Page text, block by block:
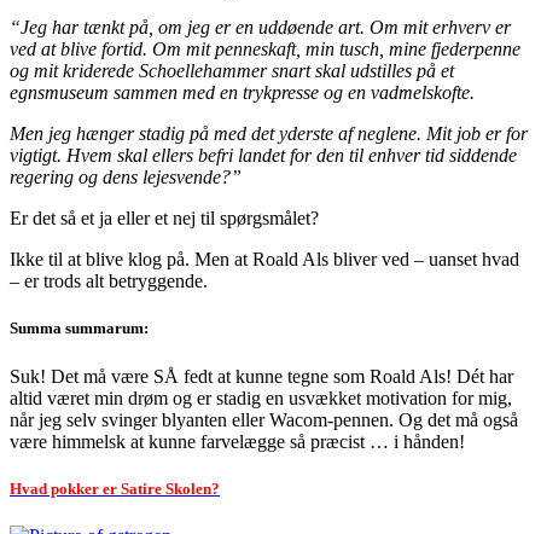
“Jeg har tænkt på, om jeg er en uddøende art. Om mit erhverv er
ved at blive fortid. Om mit penneskaft, min tusch, mine fjederpenne
og mit kriderede Schoellehammer snart skal udstilles på et
egnsmuseum sammen med en trykpresse og en vadmelskofte.
Men jeg hænger stadig på med det yderste af neglene. Mit job er for
vigtigt. Hvem skal ellers befri landet for den til enhver tid siddende
regering og dens lejesvende?”
Er det så et ja eller et nej til spørgsmålet?
Ikke til at blive klog på. Men at Roald Als bliver ved – uanset hvad
– er trods alt betryggende.
Summa summarum:
Suk! Det må være SÅ fedt at kunne tegne som Roald Als! Dét har
altid været min drøm og er stadig en usvækket motivation for mig,
når jeg selv svinger blyanten eller Wacom-pennen. Og det må også
være himmelsk at kunne farvelægge så præcist … i hånden!
Hvad pokker er Satire Skolen?